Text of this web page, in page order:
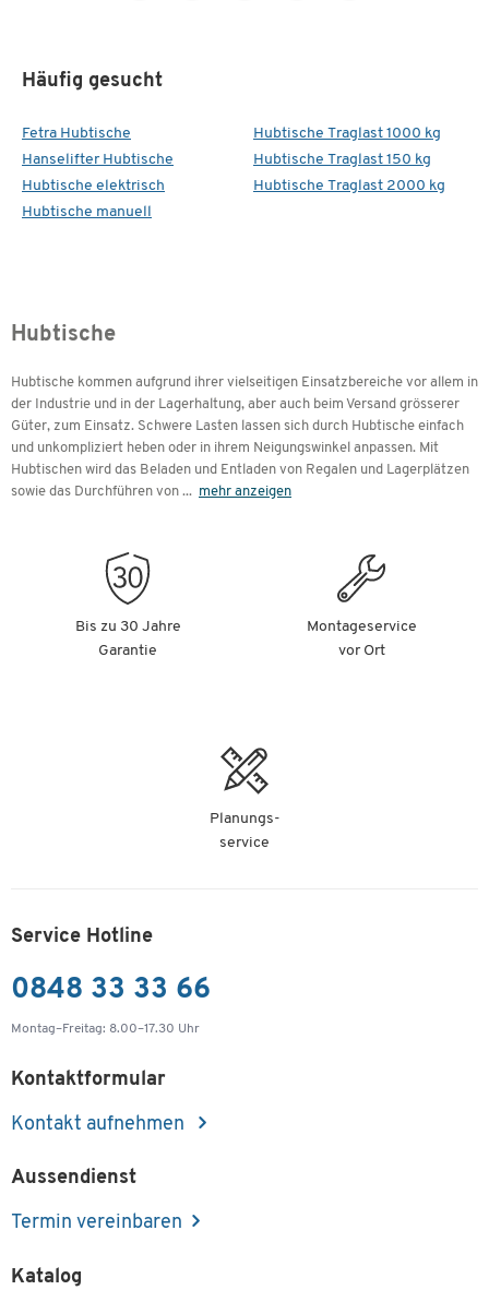
Häufig gesucht
Fetra Hubtische
Hanselifter Hubtische
Hubtische elektrisch
Hubtische manuell
Hubtische Traglast 1000 kg
Hubtische Traglast 150 kg
Hubtische Traglast 2000 kg
Hubtische
Hubtische kommen aufgrund ihrer vielseitigen Einsatzbereiche vor allem in
der Industrie und in der Lagerhaltung, aber auch beim Versand grösserer
Güter, zum Einsatz. Schwere Lasten lassen sich durch Hubtische einfach
und unkompliziert heben oder in ihrem Neigungswinkel anpassen. Mit
Hubtischen wird das Beladen und Entladen von Regalen und Lagerplätzen
sowie das Durchführen von ... mehr anzeigen
Bis zu 30 Jahre
Garantie
Montageservice
vor Ort
Planungs-
service
Service Hotline
0848 33 33 66
Montag–Freitag: 8.00–17.30 Uhr
Kontaktformular
Kontakt aufnehmen
Aussendienst
Termin vereinbaren
Katalog